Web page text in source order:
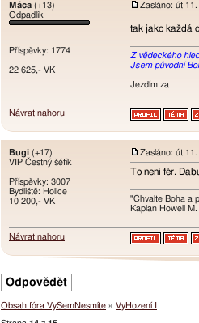
Máca (+13)
Odpadlík
Příspěvky: 1774
22 625,- VK
Zasláno: út
tak jako každá
Z vědeckého
Jsem původní
Jezdím za
Návrat nahoru
Bugi (+17)
VIP Čestný šéfík
Příspěvky: 3007
Bydliště: Holice
10 200,- VK
Zasláno: út
To není fér.
"Chvalte Boha a
Kaplan Howell
Návrat nahoru
Odpovědět
Obsah fóra VySemNesmíte » VyHození I